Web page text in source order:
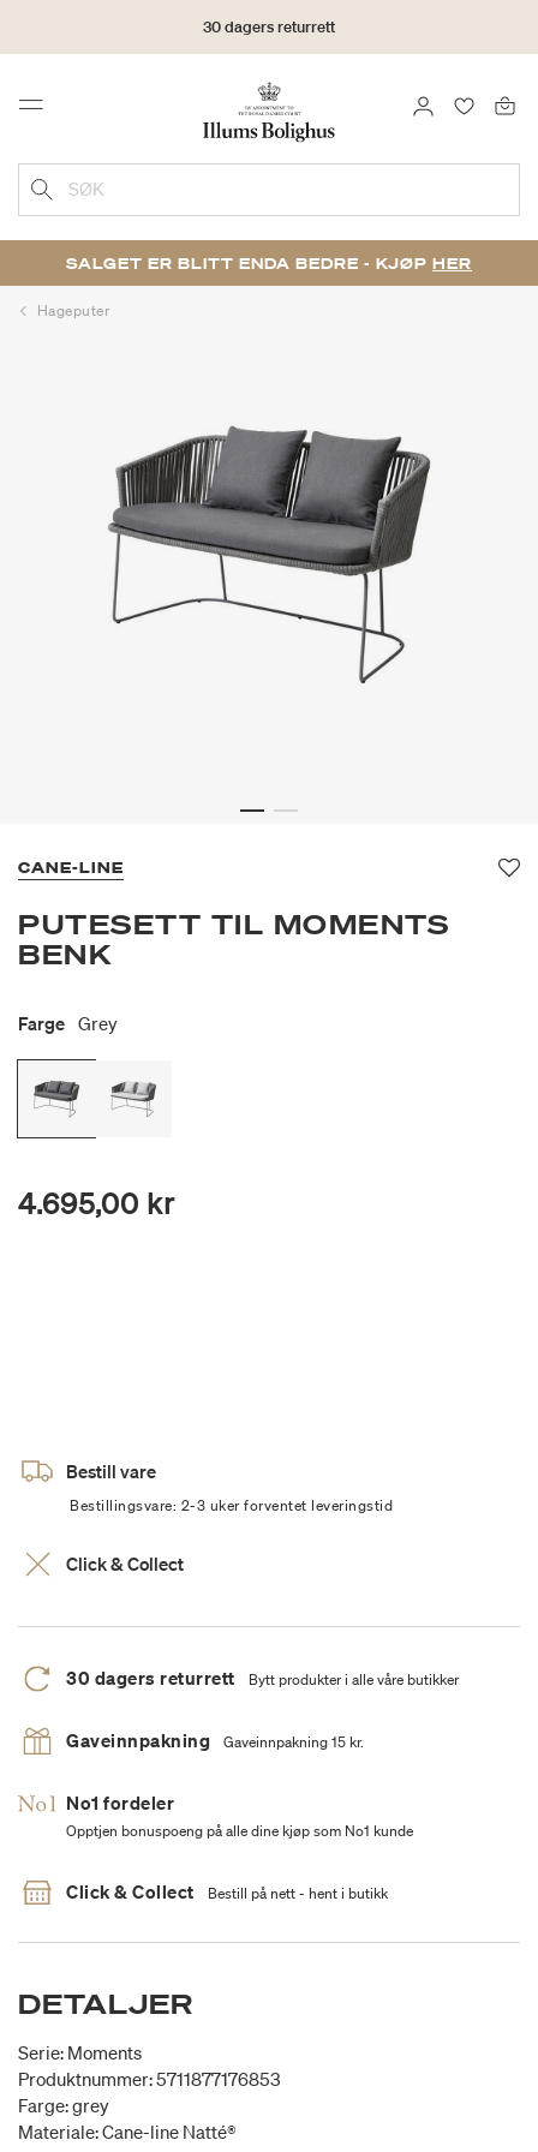
30 dagers returrett
Menu LOGG INN
SØK
SALGET ER BLITT ENDA BEDRE - KJØP HER
Hageputer
CANE-LINE
PUTESETT TIL MOMENTS
BENK
Farge Grey
4.695,00 kr
Bestill vare
Bestillingsvare: 2-3 uker forventet leveringstid
Click & Collect
30 dagers returrett Bytt produkter i alle våre butikker
Gaveinnpakning Gaveinnpakning 15 kr.
No1 fordeler
Opptjen bonuspoeng på alle dine kjøp som No1 kunde
Click & Collect Bestill på nett - hent i butikk
DETALJER
Serie: Moments
Produktnummer: 5711877176853
Farge: grey
Materiale: Cane-line Natté®